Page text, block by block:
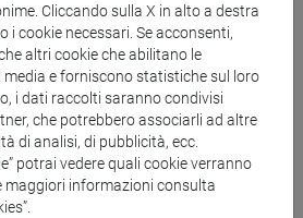
e percorsi
DEVELOPMENT AND
- Laurea magistrale
Cliccando sulla X in alto a destra
i cookie necessari. Se acconsenti,
altri cookie che abilitano le
e forniscono statistiche sul loro
i dati raccolti saranno condivisi
che potrebbero associarli ad altre
di analisi, di pubblicità, ecc.
potrai vedere quali cookie verranno
maggiori informazioni consulta